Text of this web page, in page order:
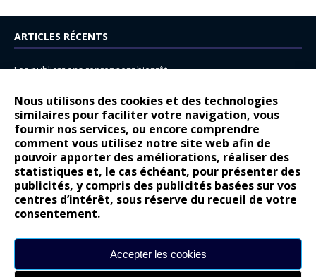
Nous utilisons des cookies et des technologies
similaires pour faciliter votre navigation, vous
fournir nos services, ou encore comprendre
comment vous utilisez notre site web afin de
pouvoir apporter des améliorations, réaliser des
statistiques et, le cas échéant, pour présenter des
publicités, y compris des publicités basées sur vos
centres d’intérêt, sous réserve du recueil de votre
consentement.
Accepter les cookies
ARTICLES RÉCENTS
Les publications reprennent bientôt…
14 juillet : nouveau film de marque pour Citroën
Renault Espace : voyage, voyage…
Peugeot E-208 GTi : naissance d’une légende
COMMENTAIRES RÉCENTS
Bernard Dardartdans
Gilly
gyo